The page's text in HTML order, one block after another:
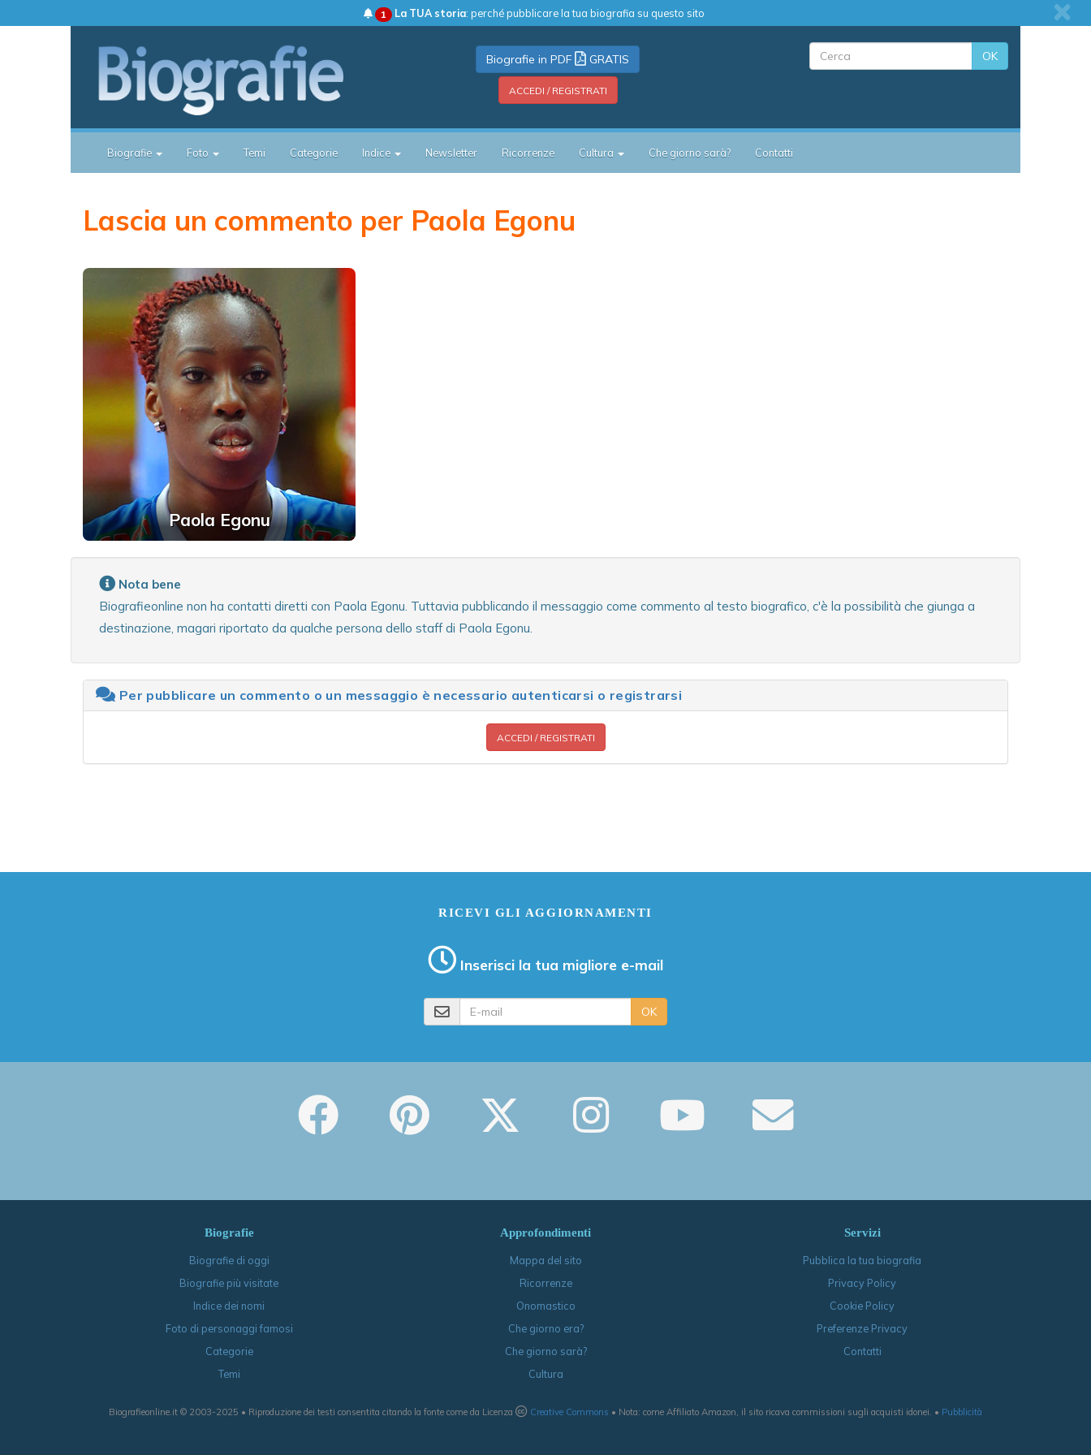
1 La TUA storia: perché pubblicare la tua biografia su questo sito
Biografie in PDF GRATIS
ACCEDI / REGISTRATI
OK
Biografie Foto Temi Categorie Indice Newsletter Ricorrenze Cultura Che giorno sarà? Contatti
Lascia un commento per Paola Egonu
Paola Egonu
Nota bene
Biografieonline non ha contatti diretti con Paola Egonu. Tuttavia pubblicando il messaggio come commento al testo biografico, c'è la possibilità che giunga a
destinazione, magari riportato da qualche persona dello staff di Paola Egonu.
Per pubblicare un commento o un messaggio è necessario autenticarsi o registrarsi
ACCEDI / REGISTRATI
RICEVI GLI AGGIORNAMENTI
Inserisci la tua migliore e-mail
OK
Biografie
Biografie di oggi
Biografie più visitate
Indice dei nomi
Foto di personaggi famosi
Categorie
Temi
Approfondimenti
Mappa del sito
Ricorrenze
Onomastico
Che giorno era?
Che giorno sarà?
Cultura
Servizi
Pubblica la tua biografia
Privacy Policy
Cookie Policy
Preferenze Privacy
Contatti
Biografieonline.it © 2003-2025 • Riproduzione dei testi consentita citando la fonte come da Licenza Creative Commons • Nota: come Affiliato Amazon, il sito ricava commissioni sugli acquisti idonei. • Pubblicità